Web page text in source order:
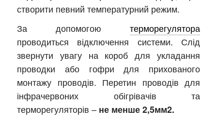
створити певний температурний режим.
За допомогою терморегулятора
проводиться відключення системи. Слід
звернути увагу на короб для укладання
проводки або гофри для прихованого
монтажу проводів. Перетин проводів для
інфрачервоних обігрівачів та
терморегуляторів – не менше 2,5мм2.